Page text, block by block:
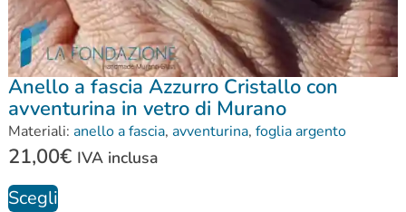
Anello a fascia Azzurro Cristallo con
avventurina in vetro di Murano
Materiali: anello a fascia, avventurina, foglia argento
21,00€ IVA inclusa
Scegli